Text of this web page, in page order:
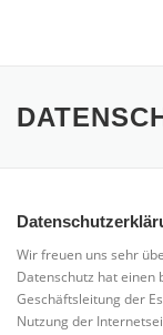
Wir freuen uns sehr
Datenschutz hat einen
Geschäftsleitung der
Nutzung der